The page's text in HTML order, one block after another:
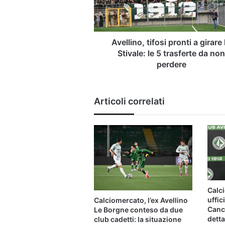
Stivale:
le
5
trasferteAvellino, tifosi pronti a girare
Stivale: le 5 trasferte da non
perdere
Articoli correlati
Calciomercato, l’ex Avellino
Le Borgne conteso da due
club cadetti: la situazione